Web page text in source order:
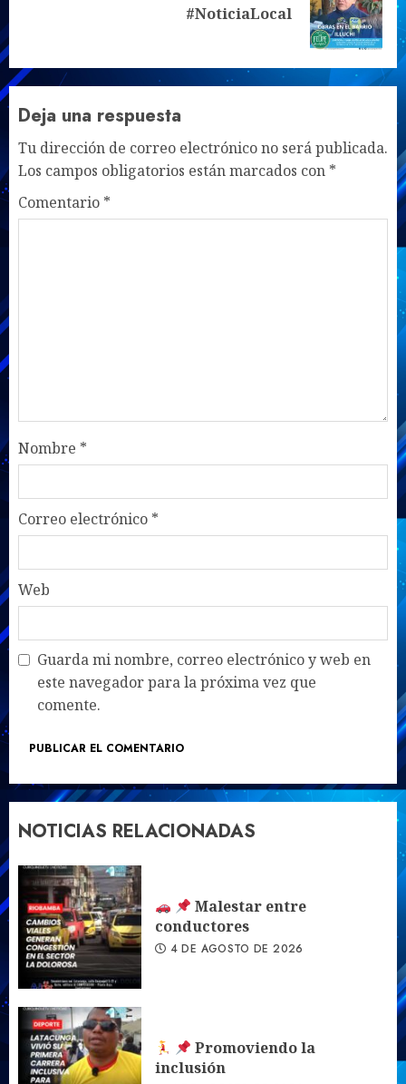
#NoticiaLocal
Deja una respuesta
Tu dirección de correo electrónico no será publicada.
Los campos obligatorios están marcados con *
Comentario *
Nombre *
Correo electrónico *
Web
Guarda mi nombre, correo electrónico y web en
este navegador para la próxima vez que
comente.
NOTICIAS RELACIONADAS
Malestar entre
conductores
4 DE AGOSTO DE 2026
Promoviendo la
inclusión